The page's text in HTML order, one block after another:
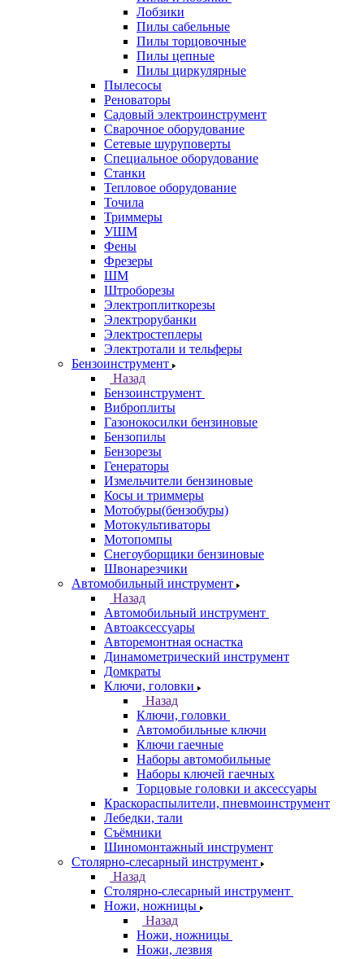
Лобзики
Пилы сабельные
Пилы торцовочные
Пилы цепные
Пилы циркулярные
Пылесосы
Реноваторы
Садовый электроинструмент
Сварочное оборудование
Сетевые шуруповерты
Специальное оборудование
Станки
Тепловое оборудование
Точила
Триммеры
УШМ
Фены
Фрезеры
ШМ
Штроборезы
Электроплиткорезы
Электрорубанки
Электростеплеры
Электротали и тельферы
Бензоинструмент
Назад
Бензоинструмент
Виброплиты
Газонокосилки бензиновые
Бензопилы
Бензорезы
Генераторы
Измельчители бензиновые
Косы и триммеры
Мотобуры(бензобуры)
Мотокультиваторы
Мотопомпы
Снегоуборщики бензиновые
Швонарезчики
Автомобильный инструмент
Назад
Автомобильный инструмент
Автоаксессуары
Авторемонтная оснастка
Динамометрический инструмент
Домкраты
Ключи, головки
Назад
Ключи, головки
Автомобильные ключи
Ключи гаечные
Наборы автомобильные
Наборы ключей гаечных
Торцовые головки и аксессуары
Краскораспылители, пневмоинструмент
Лебедки, тали
Съёмники
Шиномонтажный инструмент
Столярно-слесарный инструмент
Назад
Столярно-слесарный инструмент
Ножи, ножницы
Назад
Ножи, ножницы
Ножи, лезвия